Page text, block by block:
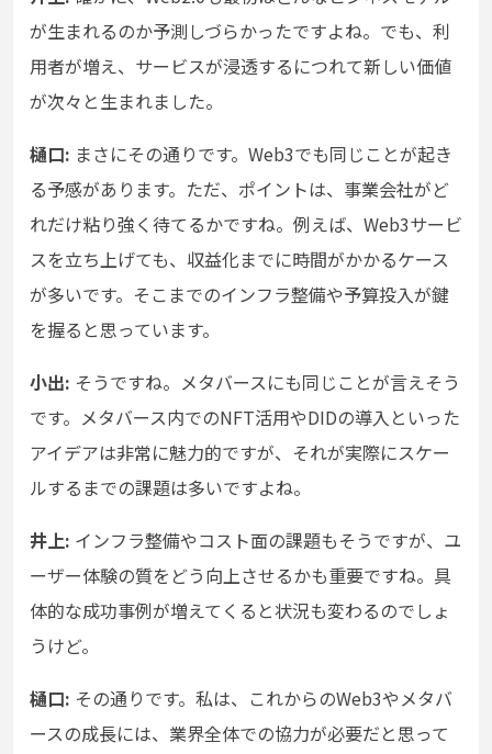
が生まれるのか予測しづらかったですよね。でも、利
用者が増え、サービスが浸透するにつれて新しい価値
が次々と生まれました。
樋口: まさにその通りです。Web3でも同じことが起き
る予感があります。ただ、ポイントは、事業会社がど
れだけ粘り強く待てるかですね。例えば、Web3サービ
スを立ち上げても、収益化までに時間がかかるケース
が多いです。そこまでのインフラ整備や予算投入が鍵
を握ると思っています。
小出: そうですね。メタバースにも同じことが言えそう
です。メタバース内でのNFT活用やDIDの導入といった
アイデアは非常に魅力的ですが、それが実際にスケー
ルするまでの課題は多いですよね。
井上: インフラ整備やコスト面の課題もそうですが、ユ
ーザー体験の質をどう向上させるかも重要ですね。具
体的な成功事例が増えてくると状況も変わるのでしょ
うけど。
樋口: その通りです。私は、これからのWeb3やメタバ
ースの成長には、業界全体での協力が必要だと思って